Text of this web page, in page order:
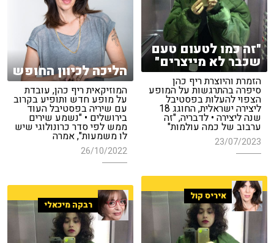
"זה כמו לטעום טעם
שכבר לא מייצרים"
הזמרת והיוצרת ריף כהן
סיפרה בהתרגשות על המופע
הצפוי להעלות בפסטיבל
ליצירה ישראלית, החוגג 18
שנה ליצירה • לדבריה, "זה
ערבוב של כמה עולמות"
23/07/2023
הליכה לכיוון החופש
המוזיקאית ריף כהן, עובדת
על מופע חדש ותופיע בקרוב
עם שיריה בפסטיבל העוד
בירושלים • "נשמע שירים
ממש לפי סדר כרונולוגי שיש
לו משמעות", אמרה
26/10/2022
איריס קול
רבקה מיכאלי